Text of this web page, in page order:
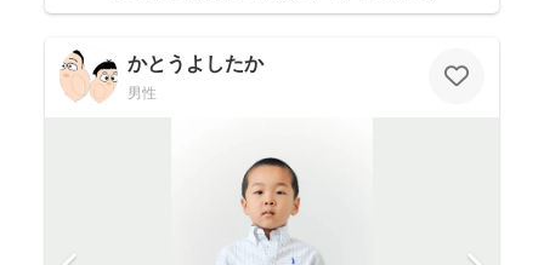
かとうよしたか
男性